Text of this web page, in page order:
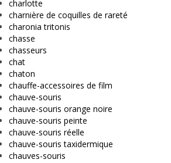
charlotte
charnière de coquilles de rareté
charonia tritonis
chasse
chasseurs
chat
chaton
chauffe-accessoires de film
chauve-souris
chauve-souris orange noire
chauve-souris peinte
chauve-souris réelle
chauve-souris taxidermique
chauves-souris